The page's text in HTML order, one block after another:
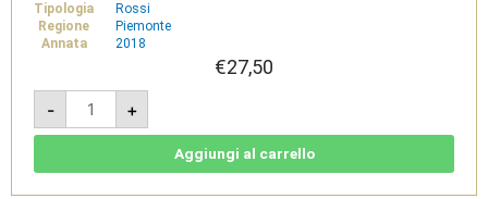
Tipologia
Rossi
Regione
Piemonte
Annata
2018
€27,50
-
Barolo
DOCG
del
Comune
2018
+
Aggiungi al carrello